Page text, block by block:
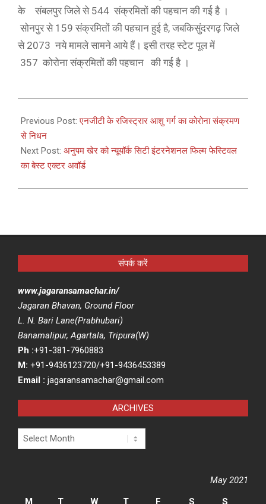
के संबलपुर जिले से 544 संक्रमितों की पहचान की गई है ।
सोनपुर से 159 संक्रमितों की पहचान हुई है, जबकिसुंदरगढ़ जिले
से 2073 नये मामले सामने आये हैं। इसी तरह स्टेट पूल में
357 कोरोना संक्रमितों की पहचान की गई है ।
05-
07
Previous Post:एनजीटी के रजिस्ट्रार आशु गर्ग का कोरोना संक्रमण
से निधन
Next Post: अनुपम खेर को न्यूयॉर्क सिटी इंटरनेशनल फिल्म फेस्टिवल
का बेस्ट एक्टर अवॉर्ड
संपर्क करें
www.jagaransamachar.in/
Jagaran Bhavan, Ground Floor
L. N. Bari Lane(Prabhubari)
Banamalipur, Agartala, Tripura(W)
Ph :+91-381-7960883
M: +91-9436123720/+91-9436453389
Email : jagaransamachar@gmail.com
ARCHIVES
Archives
May 2021
M
T W T F S S